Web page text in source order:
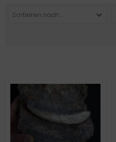
Sortieren nach ...